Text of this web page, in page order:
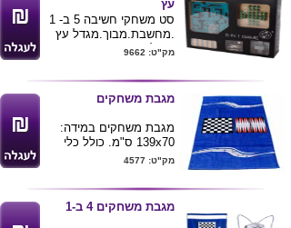
עץ
סט משחקי חשיבה 5 ב- 1
.מחשבת.מבוך.מגדל עץ
מפולת ג'נגה .קוביית
מארז יוקרתי . ניתן למיתוג
.
מק"ט: 9662
מגבת משחקים
מגבת משחקים במידה:
139x70 ס"מ. כולל כלי
משחק שחמט ושש בש
מק"ט: 4577
מגבת משחקים 4 ב-1